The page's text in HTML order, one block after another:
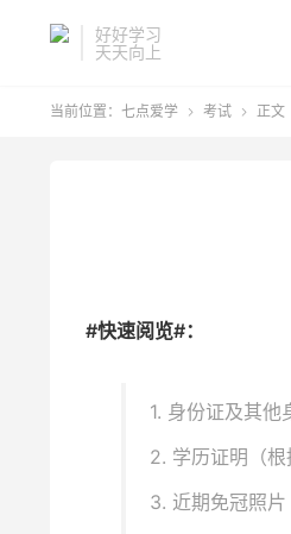
好好学习
天天向上
当前位置： 七点爱学  考试  正文
#快速阅览#：
1. 身份证及其他
2. 学历证明（根
3. 近期免冠照片